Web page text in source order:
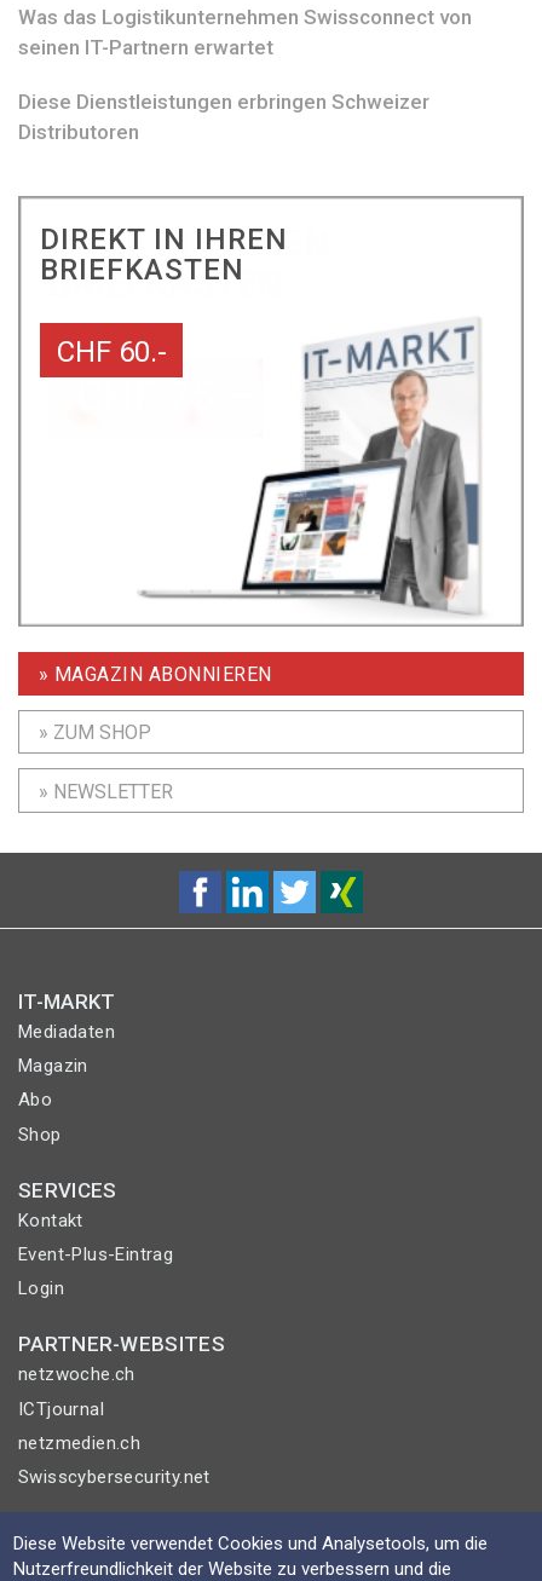
Was das Logistikunternehmen Swissconnect von
seinen IT-Partnern erwartet
Diese Dienstleistungen erbringen Schweizer
Distributoren
DIREKT IN IHREN
BRIEFKASTEN
CHF 60.-
» MAGAZIN ABONNIEREN
» ZUM SHOP
» NEWSLETTER
IT-MARKT
Mediadaten
Magazin
Abo
Shop
SERVICES
Kontakt
Event-Plus-Eintrag
Login
PARTNER-WEBSITES
netzwoche.ch
ICTjournal
netzmedien.ch
Swisscybersecurity.net
© NETZMEDIEN AG 2026
Impressum
Diese Website verwendet Cookies und Analysetools, um die
Nutzerfreundlichkeit der Website zu verbessern und die